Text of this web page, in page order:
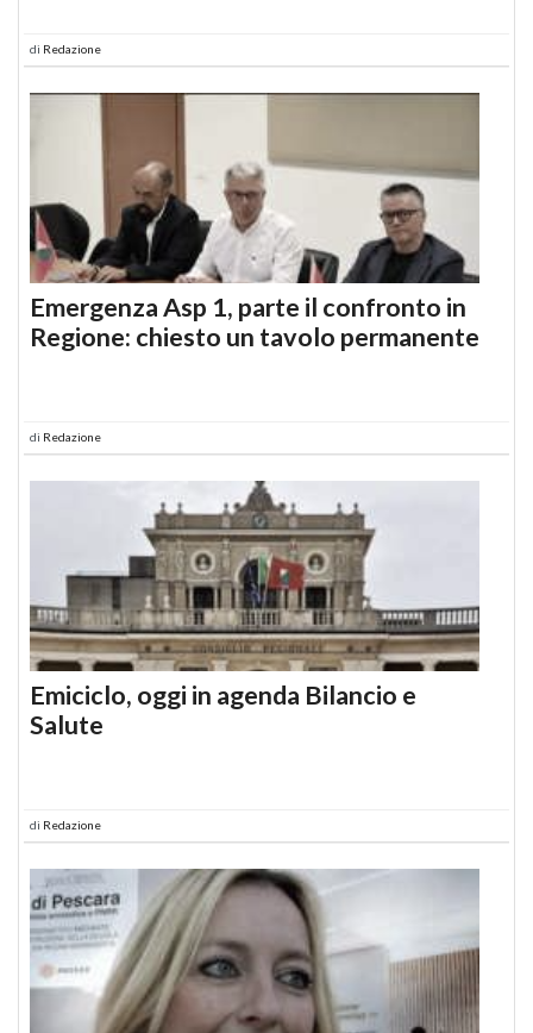
di Redazione
Emergenza Asp 1, parte il confronto in
Regione: chiesto un tavolo permanente
di Redazione
Emiciclo, oggi in agenda Bilancio e
Salute
di Redazione